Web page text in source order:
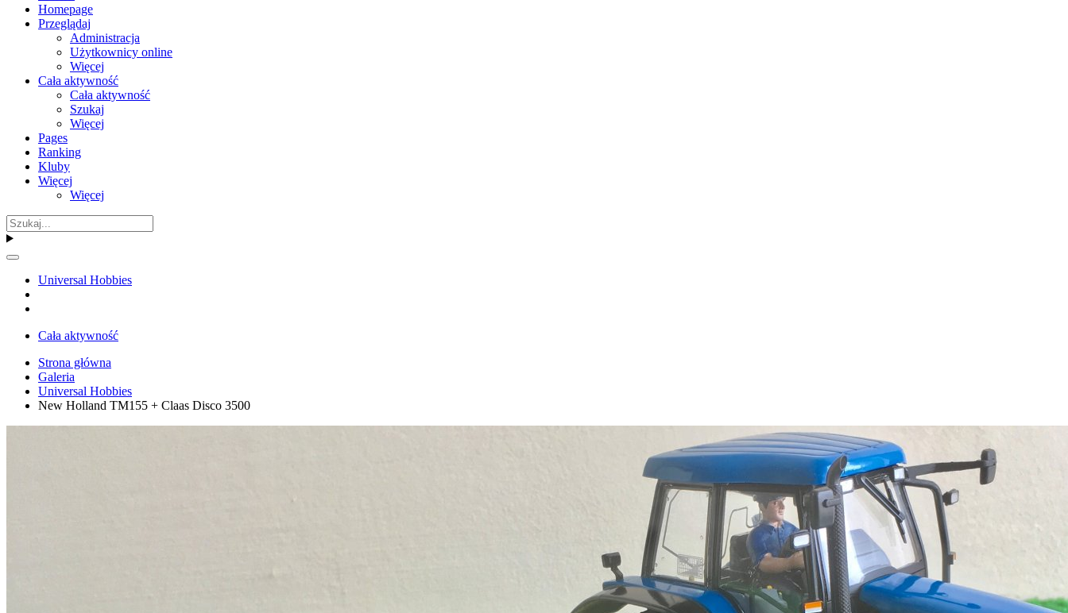
Homepage
Przeglądaj
Administracja
Użytkownicy online
Więcej
Cała aktywność
Cała aktywność
Szukaj
Więcej
Pages
Ranking
Kluby
Więcej
Więcej
Universal Hobbies
Cała aktywność
Strona główna
Galeria
Universal Hobbies
New Holland TM155 + Claas Disco 3500